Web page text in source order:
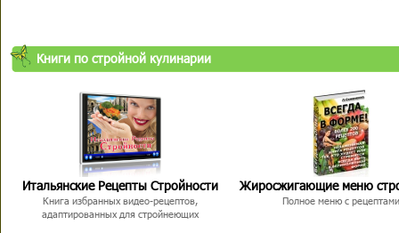
Книги по стройной кулинарии
Итальянские Рецепты Стройности
Книга избранных видео-рецептов,
адаптированных для стройнеющих
Жиросжигающие меню
Полное меню с рецептами